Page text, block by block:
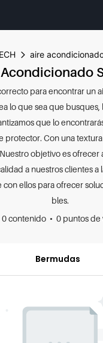
aire
para encontrar un
lo que sea que
que lo
protector. Con una
objetivo es ofrecer
a nuestros clientes
con ellos para ofrecer
bles.
0 contenido
0 puntos de
Bermudas